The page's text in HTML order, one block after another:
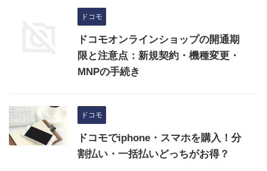
ドコモ
ドコモオンラインショップの開通期
限と注意点：新規契約・機種変更・
MNPの手続き
ドコモ
ドコモでiphone・スマホを購入！分
割払い・一括払いどっちがお得？